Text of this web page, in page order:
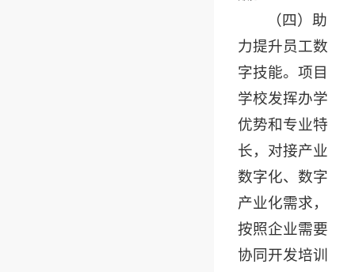
（四）助
力提升员工数
字技能。项目
学校发挥办学
优势和专业特
长，对接产业
数字化、数字
产业化需求，
按照企业需要
协同开发培训